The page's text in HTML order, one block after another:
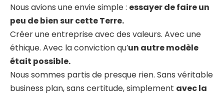
Nous avions une envie simple : essayer de faire un
peu de bien sur cette Terre.
Créer une entreprise avec des valeurs. Avec une
éthique. Avec la conviction qu’un autre modèle
était possible.
Nous sommes partis de presque rien. Sans véritable
business plan, sans certitude, simplement avec la